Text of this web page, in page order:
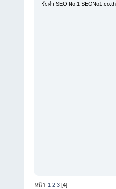
รับทำ SEO No.1 SEONo1.co.th
หน้า:1 2 3 [4]